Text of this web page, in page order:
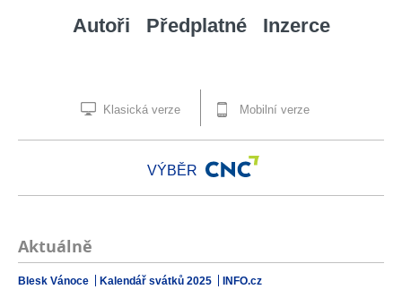
Autoři Předplatné Inzerce
Klasická verze Mobilní verze
VÝBĚR
Aktuálně
Blesk Vánoce Kalendář svátků 2025 INFO.cz